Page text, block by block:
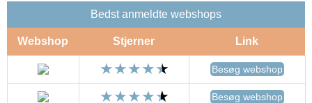
Bedst anmeldte webshops
Webshop Stjerner Link
Besøg webshop
Besøg webshop